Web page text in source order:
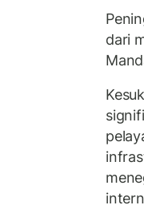
dari